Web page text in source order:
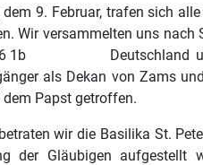
9. Februar, trafen sich
Wir versammelten uns
Deutschland
als Dekan von Zams
Papst getroffen.
wir die Basilika St.
der Gläubigen aufgestellt